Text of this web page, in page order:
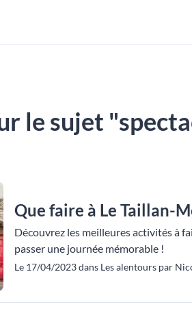
le sujet
Que faire à Le Taillan-
Découvrez les meilleures activités à
passer une journée mémorable !
Le 17/04/2023 dans Les alentours par